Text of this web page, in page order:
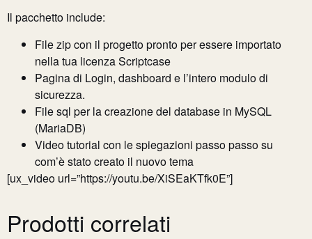
Il pacchetto include:
File zip con il progetto pronto per essere importato
nella tua licenza Scriptcase
Pagina di Login, dashboard e l’intero modulo di
sicurezza.
File sql per la creazione del database in MySQL
(MariaDB)
Video tutorial con le spiegazioni passo passo su
com’è stato creato il nuovo tema
[ux_video url=”https://youtu.be/XiSEaKTfk0E”]
Prodotti correlati